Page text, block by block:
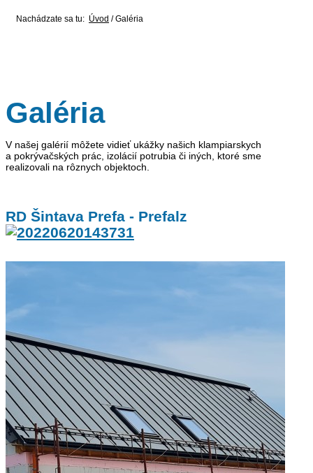
Nachádzate sa tu: Úvod /Galéria
Galéria
V našej galérií môžete vidieť ukážky našich klampiarskych
a pokrývačských prác, izolácií potrubia či iných, ktoré sme
realizovali na rôznych objektoch.
RD Šintava Prefa - Prefalz